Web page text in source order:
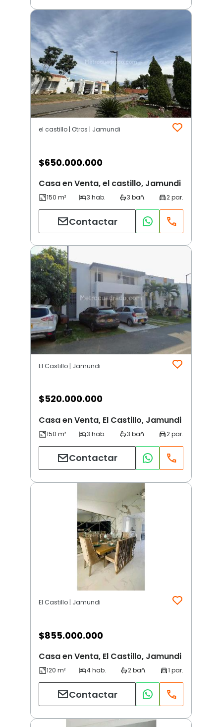
el castillo | Otros | Jamundi
$650.000.000
Casa en Venta, el castillo, Jamundi
Contactar
El Castillo | Jamundi
$520.000.000
Casa en Venta, El Castillo, Jamundi
Contactar
El Castillo | Jamundi
$855.000.000
Casa en Venta, El Castillo, Jamundi
Contactar